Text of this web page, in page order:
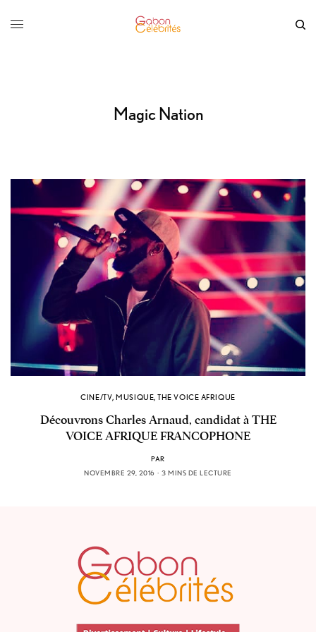
Magic Nation
CINE/TV,MUSIQUE,THE VOICE AFRIQUE
Découvrons Charles Arnaud, candidat à THE
VOICE AFRIQUE FRANCOPHONE
PAR
NOVEMBRE 29, 2016
3 MINS DE LECTURE